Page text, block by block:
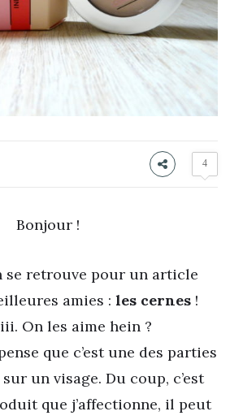
4
Bonjour !
se retrouve pour un article
amies : les cernes!
On les aime hein ?
que c’est une des parties
un visage. Du coup, c’est
que j’affectionne, il peut